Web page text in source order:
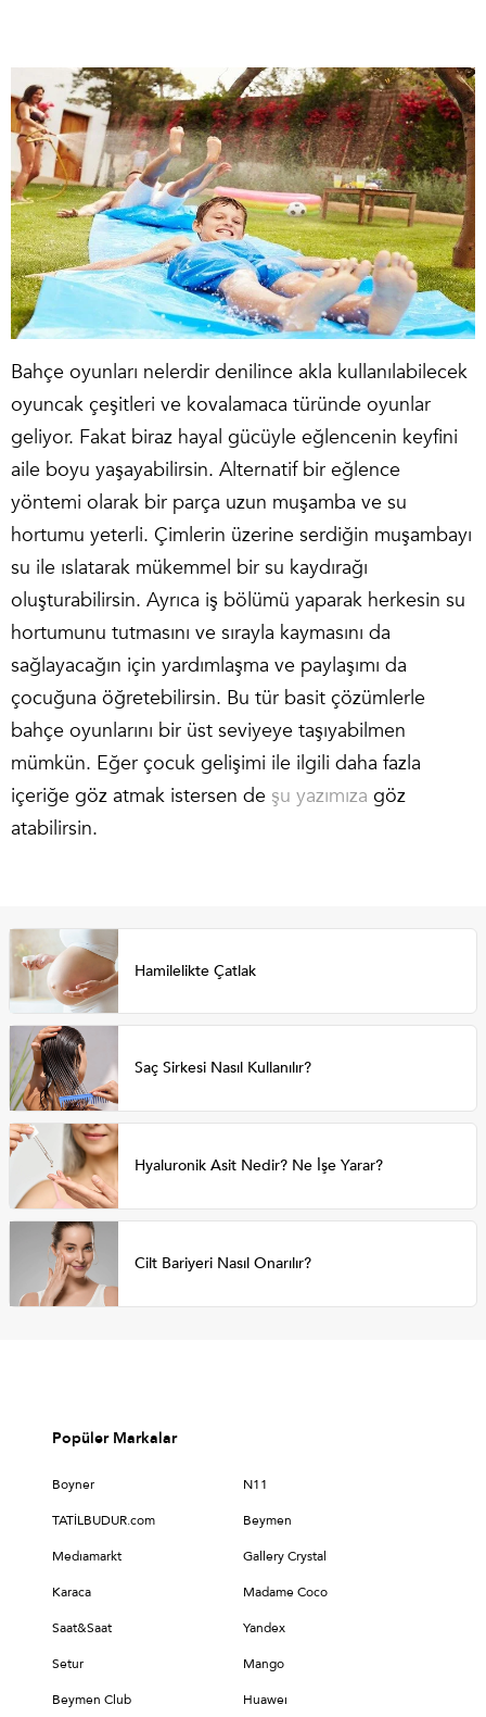
Bahçe oyunları nelerdir denilince akla kullanılabilecek
oyuncak çeşitleri ve kovalamaca türünde oyunlar
geliyor. Fakat biraz hayal gücüyle eğlencenin keyfini
aile boyu yaşayabilirsin. Alternatif bir eğlence
yöntemi olarak bir parça uzun muşamba ve su
hortumu yeterli. Çimlerin üzerine serdiğin muşambayı
su ile ıslatarak mükemmel bir su kaydırağı
oluşturabilirsin. Ayrıca iş bölümü yaparak herkesin su
hortumunu tutmasını ve sırayla kaymasını da
sağlayacağın için yardımlaşma ve paylaşımı da
çocuğuna öğretebilirsin. Bu tür basit çözümlerle
bahçe oyunlarını bir üst seviyeye taşıyabilmen
mümkün. Eğer çocuk gelişimi ile ilgili daha fazla
içeriğe göz atmak istersen de şu yazımıza göz
atabilirsin.
Hamilelikte Çatlak
Saç Sirkesi Nasıl Kullanılır?
Hyaluronik Asit Nedir? Ne İşe Yarar?
Cilt Bariyeri Nasıl Onarılır?
Popüler Markalar
Boyner N11
TATİLBUDUR.com Beymen
Medıamarkt Gallery Crystal
Karaca Madame Coco
Saat&Saat Yandex
Setur Mango
Beymen Club Huaweı